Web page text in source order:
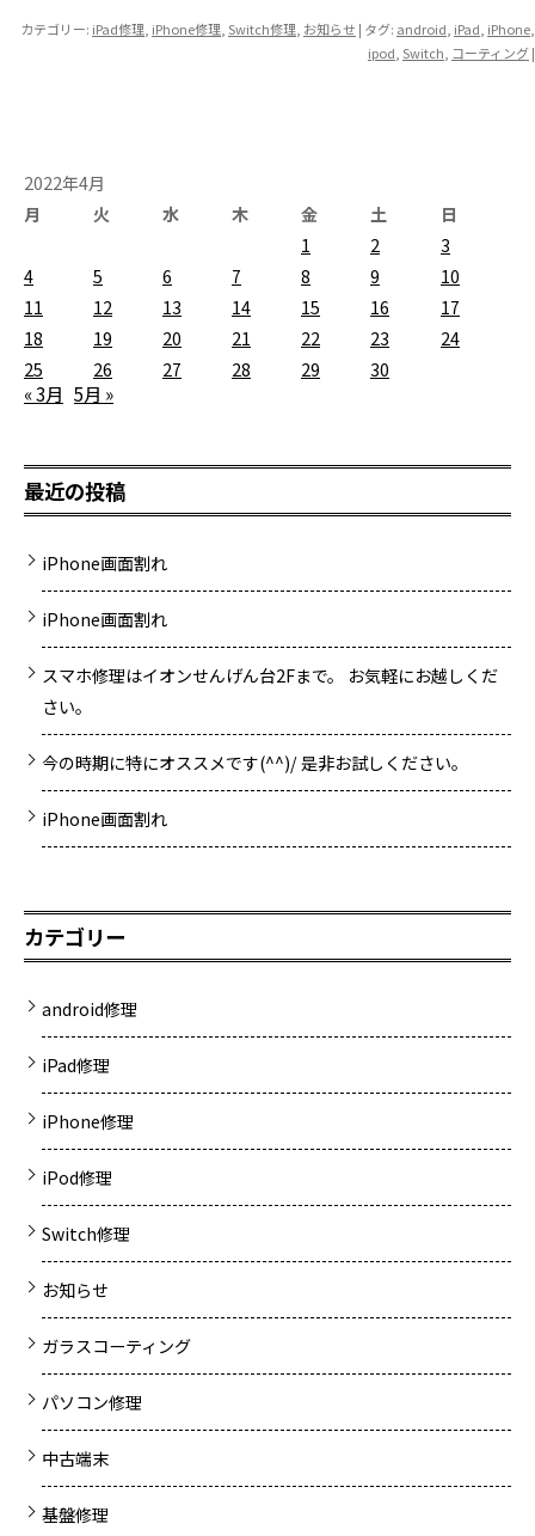
カテゴリー: iPad修理, iPhone修理, Switch修理, お知らせ | タグ: android, iPad, iPhone,
ipod, Switch, コーティング|
2022年4月
月
火 水 木 金 土
日
1
2
3
4
5 6 7 8 9
10
11
12 13 14 15 16
17
18
19 20 21 22 23
24
25
26 27 28 29 30
« 3月 5月 »
最近の投稿
iPhone画面割れ
iPhone画面割れ
スマホ修理はイオンせんげん台2Fまで。 お気軽にお越しくだ
さい。
今の時期に特にオススメです(^^)/ 是非お試しください。
iPhone画面割れ
カテゴリー
android修理
iPad修理
iPhone修理
iPod修理
Switch修理
お知らせ
ガラスコーティング
パソコン修理
中古端末
基盤修理